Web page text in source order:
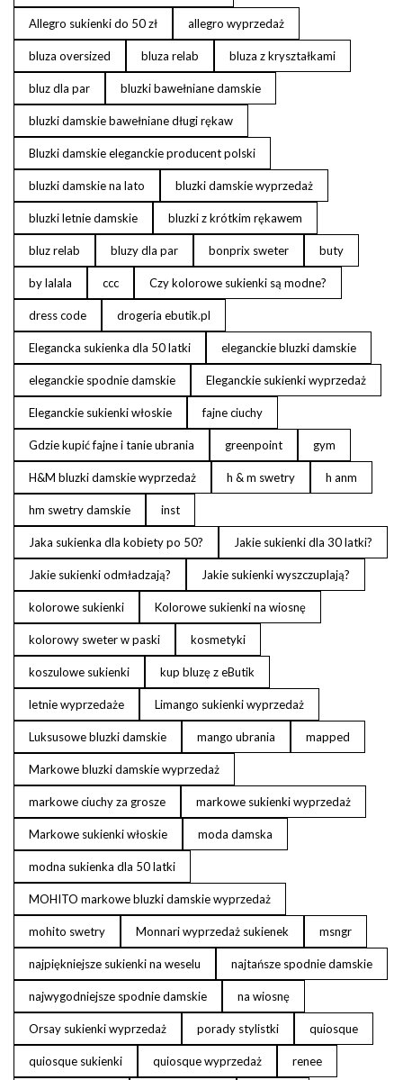
Allegro sukienki do 50 zł allegro wyprzedaż
bluza oversized bluza relab bluza z kryształkami
bluz dla par bluzki bawełniane damskie
bluzki damskie bawełniane długi rękaw
Bluzki damskie eleganckie producent polski
bluzki damskie na lato bluzki damskie wyprzedaż
bluzki letnie damskie bluzki z krótkim rękawem
bluz relab bluzy dla par bonprix sweter buty
by lalala ccc Czy kolorowe sukienki są modne?
dress code drogeria ebutik.pl
Elegancka sukienka dla 50 latki eleganckie bluzki damskie
eleganckie spodnie damskie Eleganckie sukienki wyprzedaż
Eleganckie sukienki włoskie fajne ciuchy
Gdzie kupić fajne i tanie ubrania greenpoint gym
H&M bluzki damskie wyprzedaż h & m swetry h anm
hm swetry damskie inst
Jaka sukienka dla kobiety po 50? Jakie sukienki dla 30 latki?
Jakie sukienki odmładzają? Jakie sukienki wyszczuplają?
kolorowe sukienki Kolorowe sukienki na wiosnę
kolorowy sweter w paski kosmetyki
koszulowe sukienki kup bluzę z eButik
letnie wyprzedaże Limango sukienki wyprzedaż
Luksusowe bluzki damskie mango ubrania mapped
Markowe bluzki damskie wyprzedaż
markowe ciuchy za grosze markowe sukienki wyprzedaż
Markowe sukienki włoskie moda damska
modna sukienka dla 50 latki
MOHITO markowe bluzki damskie wyprzedaż
mohito swetry Monnari wyprzedaż sukienek msngr
najpiękniejsze sukienki na weselu najtańsze spodnie damskie
najwygodniejsze spodnie damskie na wiosnę
Orsay sukienki wyprzedaż porady stylistki quiosque
quiosque sukienki quiosque wyprzedaż renee